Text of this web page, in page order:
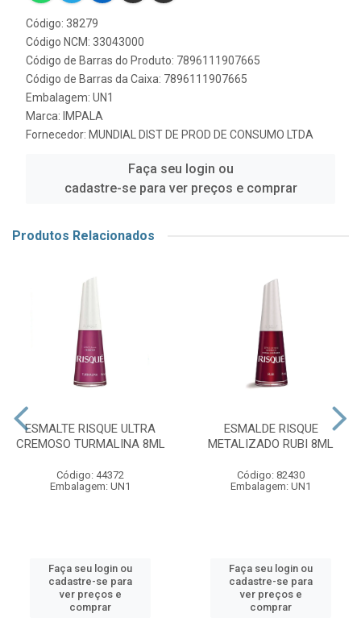
Código: 38279
Código NCM: 33043000
Código de Barras do Produto: 7896111907665
Código de Barras da Caixa: 7896111907665
Embalagem: UN1
Marca: IMPALA
Fornecedor: MUNDIAL DIST DE PROD DE CONSUMO LTDA
Faça seu login ou
cadastre-se para ver preços e comprar
Produtos Relacionados
ESMALTE RISQUE ULTRA
CREMOSO TURMALINA 8ML
Código: 44372
Embalagem: UN1
Faça seu login ou
cadastre-se para
ver preços e
comprar
ESMALDE RISQUE
METALIZADO RUBI 8ML
Código: 82430
Embalagem: UN1
Faça seu login ou
cadastre-se para
ver preços e
comprar